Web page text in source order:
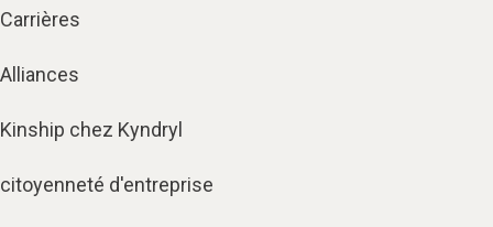
Carrières
Alliances
Kinship chez Kyndryl
citoyenneté d'entreprise